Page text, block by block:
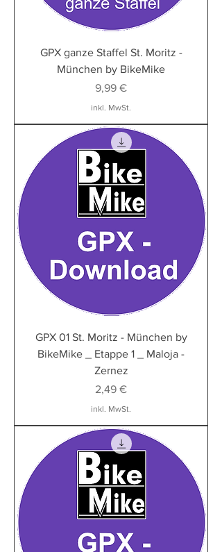
GPX ganze Staffel St. Moritz -
München by BikeMike
Preis
9,99 €
inkl. MwSt.
GPX 01 St. Moritz - München by
BikeMike _ Etappe 1 _ Maloja -
Zernez
Preis
2,49 €
inkl. MwSt.